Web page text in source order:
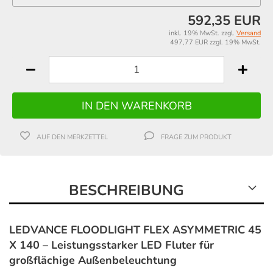
592,35 EUR
inkl. 19% MwSt. zzgl. Versand
497,77 EUR zzgl. 19% MwSt.
AUF DEN MERKZETTEL FRAGE ZUM PRODUKT
BESCHREIBUNG
LEDVANCE FLOODLIGHT FLEX ASYMMETRIC 45
X 140 – Leistungsstarker LED Fluter für
großflächige Außenbeleuchtung